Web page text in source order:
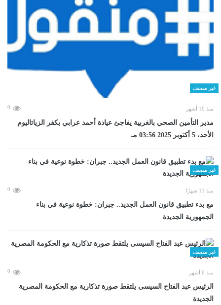
غير مصنف
منذ 10 أشهر 0
مدير التأمين الصحي بالغربية يفاجئ عيادة أحمد عرابي بكفر الزياتاليوم
الأحد، 5 أكتوبر 2025 03:56 مـ
غير مصنف
منذ 11 شهرًا 0
مع بدء تطبيق قانون العمل الجديد.. جبران: خطوة نوعية في بناء
الجمهورية الجديدة
غير مصنف
منذ 6 أشهر 0
الرئيس عبد الفتاح السيسى يلتقط صورة تذكارية مع الحكومة المصرية
الجديدة